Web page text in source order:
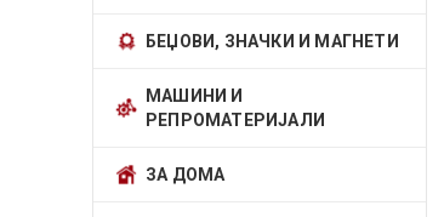
БЕЏОВИ, ЗНАЧКИ И МАГНЕТИ
МАШИНИ И
РЕПРОМАТЕРИЈАЛИ
ЗА ДОМА